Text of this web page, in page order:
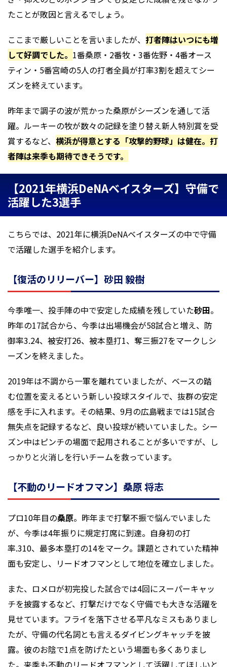
たことが敗因と言えるでしょう。
ここまで厳しいことを言いましたが、 打者陣はいつにも増
して好調でした。 1番桑原・2番牧・3番佐野・4番オース
ティン・5番宮崎の5人の打者全員が打率3割を超えてシー
ズンを終えています。
昨年まで調子の波が荒かった桑原がシーズンを通して活
躍。ルーキーの牧が数々の記録を塗り替え新人特別賞を受
賞するなど、 横浜が得意とする「攻撃的野球」は健在。打
者陣は来季も期待できそうです。
【2021年横浜DeNAベイスターズ】守備で
活躍した3選手
こちらでは、2021年に横浜DeNAベイスターズの中で守備
で活躍した選手を紹介します。
【復活のリリーバー】砂田 毅樹
今季唯一、投手陣の中で安定した成績を残していた砂田。
昨年の17試合から、今季は出場機会が58試合と増え、防
御率3.24、被安打26、被本塁打1、奪三振27をマークしシ
ーズンを終えました。
2019年は不調から一軍を離れていましたが、ベースの踏
む位置を変えるという新しい投球スタイルで、抜群の安定
感を手に入れます。その結果、9月の広島戦までは15試合
無失点を記録するなど、良い投球が続いていました。シー
ズン中はピンチの場面で起用されることが多いですが、し
っかりと火消しを行いチームを救っています。
【不動のリードオフマン】桑原 将志
プロ10年目の桑原。昨年まで打撃不振で悩んでいました
が、今季は4年振りに規定打席に到達。自身初の打
率.310、最多本塁打の14をマーク。課題とされていた精神
面も安定し、リードオフマンとして地位を確立しました。
また、ロメロが初完投した試合では4回にスーパーキャッ
チを披露するなど、打撃だけでなく守備でも大きな活躍を
見せています。フライを落下させる平凡なミスもありまし
たが、守備の代名詞とも言えるダイビングキャッチを披
露。彼のお陰で1点を防げたという場面も多くありまし